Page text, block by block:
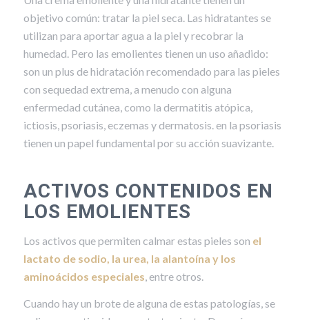
objetivo común: tratar la piel seca. Las hidratantes se
utilizan para aportar agua a la piel y recobrar la
humedad. Pero las emolientes tienen un uso añadido:
son un plus de hidratación recomendado para las pieles
con sequedad extrema, a menudo con alguna
enfermedad cutánea, como la dermatitis atópica,
ictiosis, psoriasis, eczemas y dermatosis. en la psoriasis
tienen un papel fundamental por su acción suavizante.
ACTIVOS CONTENIDOS EN
LOS EMOLIENTES
Los activos que permiten calmar estas pieles son el
lactato de sodio, la urea, la alantoína y los
aminoácidos especiales , entre otros.
Cuando hay un brote de alguna de estas patologías, se